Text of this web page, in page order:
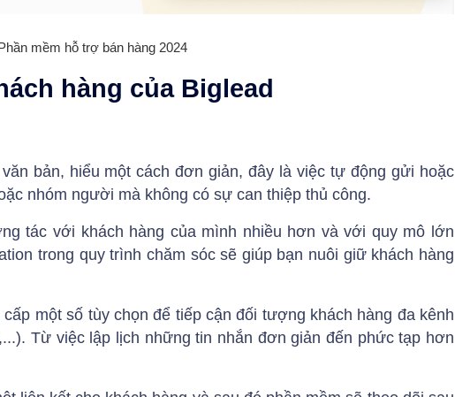
mềm hỗ trợ bán hàng 2024
hàng của Biglead
bản, hiểu một cách đơn giản, đây là việc tự động gửi hoặc
nhóm người mà không có sự can thiệp thủ công.
tác với khách hàng của mình nhiều hơn và với quy mô lớn
trong quy trình chăm sóc sẽ giúp bạn nuôi giữ khách hàng
một số tùy chọn để tiếp cận đối tượng khách hàng đa kênh
Từ việc lập lịch những tin nhắn đơn giản đến phức tạp hơn